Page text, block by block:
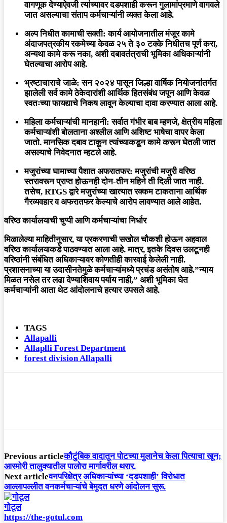
वागणूक देण्याऐवजी त्यांच्यावर दडपशाही करून गुलामांप्रमाणे वागवले
जात असल्याचा संताप कर्मचाऱ्यांनी व्यक्त केला आहे.
अल्प निधीत कामाची सक्ती: कार्य आयोजनातील मंजूर कामे
अंदाजपत्रकीय रकमेच्या केवळ २५ ते ३० टक्के निधीतच पूर्ण करा,
अन्यथा कामे करू नका, अशी दबावतंत्राची भूमिका अधिकाऱ्यांनी
घेतल्याचा आरोप आहे.
भ्रष्टाचाराचे जाळे: सन २०२४ पासून जिल्हा वार्षिक नियोजनांतर्गत
झालेली सर्व कामे ठेकेदारांशी आर्थिक हितसंबंध जपून आणि केवळ
स्वतःच्या फायद्याचे निकष लावून केल्याचा दावा करण्यात आला आहे.
महिला कर्मचाऱ्यांची मानहानी: सर्वात गंभीर बाब म्हणजे, क्षेत्रीय महिला
कर्मचाऱ्यांशी बोलतानाअश्लील आणि अशिष्ट भाषेचा वापरकेला
जातो. मानसिक दबाव टाकून त्यांच्याकडून कामे करून घेतली जात
असल्याचे निवेदनात म्हटले आहे.
मजुरांच्या घामाच्या पैशात अफरातफर: मजुरांची मजुरी वरिष्ठ
स्तरावरून प्राप्त होऊनही दोन-तीन महिने ती दिली जात नाही.
तसेच, RTGS द्वारे मजुरांच्या खात्यात रक्कम टाकताना आर्थिक
गैरव्यवहार व अफरातफर केल्याचे आरोप लावण्यात आले आहेत.
वरिष्ठ कार्यालयाची चुप्पी आणि कर्मचाऱ्यांचा निर्धार
मिळालेल्या माहितीनुसार, या प्रकरणाची सखोल चौकशी होऊन अहवाल
वरिष्ठ कार्यालयाकडे पाठवण्यात आला आहे. मात्र, इतके दिवस उलटूनही
वरिष्ठांनी संबंधित अधिकाऱ्यावर कोणतीही कारवाई केलेली नाही.
प्रशासनाच्या या उदासीनतेमुळे कर्मचाऱ्यांमध्ये प्रचंड असंतोष आहे.”न्याय
मिळत नसेल तर लढा देण्याशिवाय पर्याय नाही,” अशी भूमिका घेत
कर्मचाऱ्यांनी आता थेट आंदोलनाचे हत्यार उपसले आहे.
TAGS
Allapalli
Allaplli Forest Department
forest division Allapalli
Previous articleकौटुंबिक वादातून पोटच्या मुलानेच केला पित्याचा खून;
आरमोरी तालुक्यातील पालोरा मार्गावरील थरार.
Next articleवनपरिक्षेत्र अधिकाऱ्यांच्या ‘दडपशाही’ विरोधात
आल्लापल्लीत वनकर्मचाऱ्यांचे बेमुदत धरणे आंदोलन सुरू.
गोटूल
https://the-gotul.com